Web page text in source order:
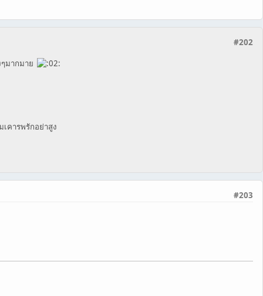
#202
มากมาย
คารพรักอย่าสูง
#203